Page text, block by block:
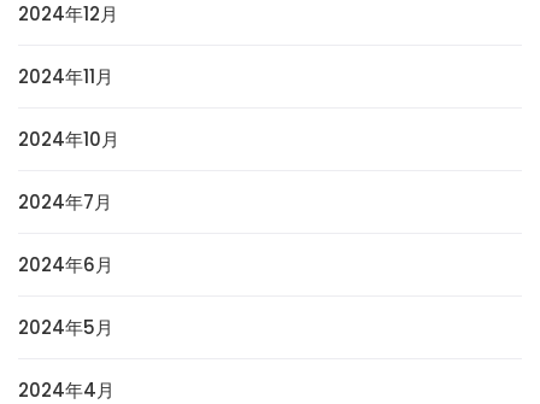
2024年12月
2024年11月
2024年10月
2024年7月
2024年6月
2024年5月
2024年4月